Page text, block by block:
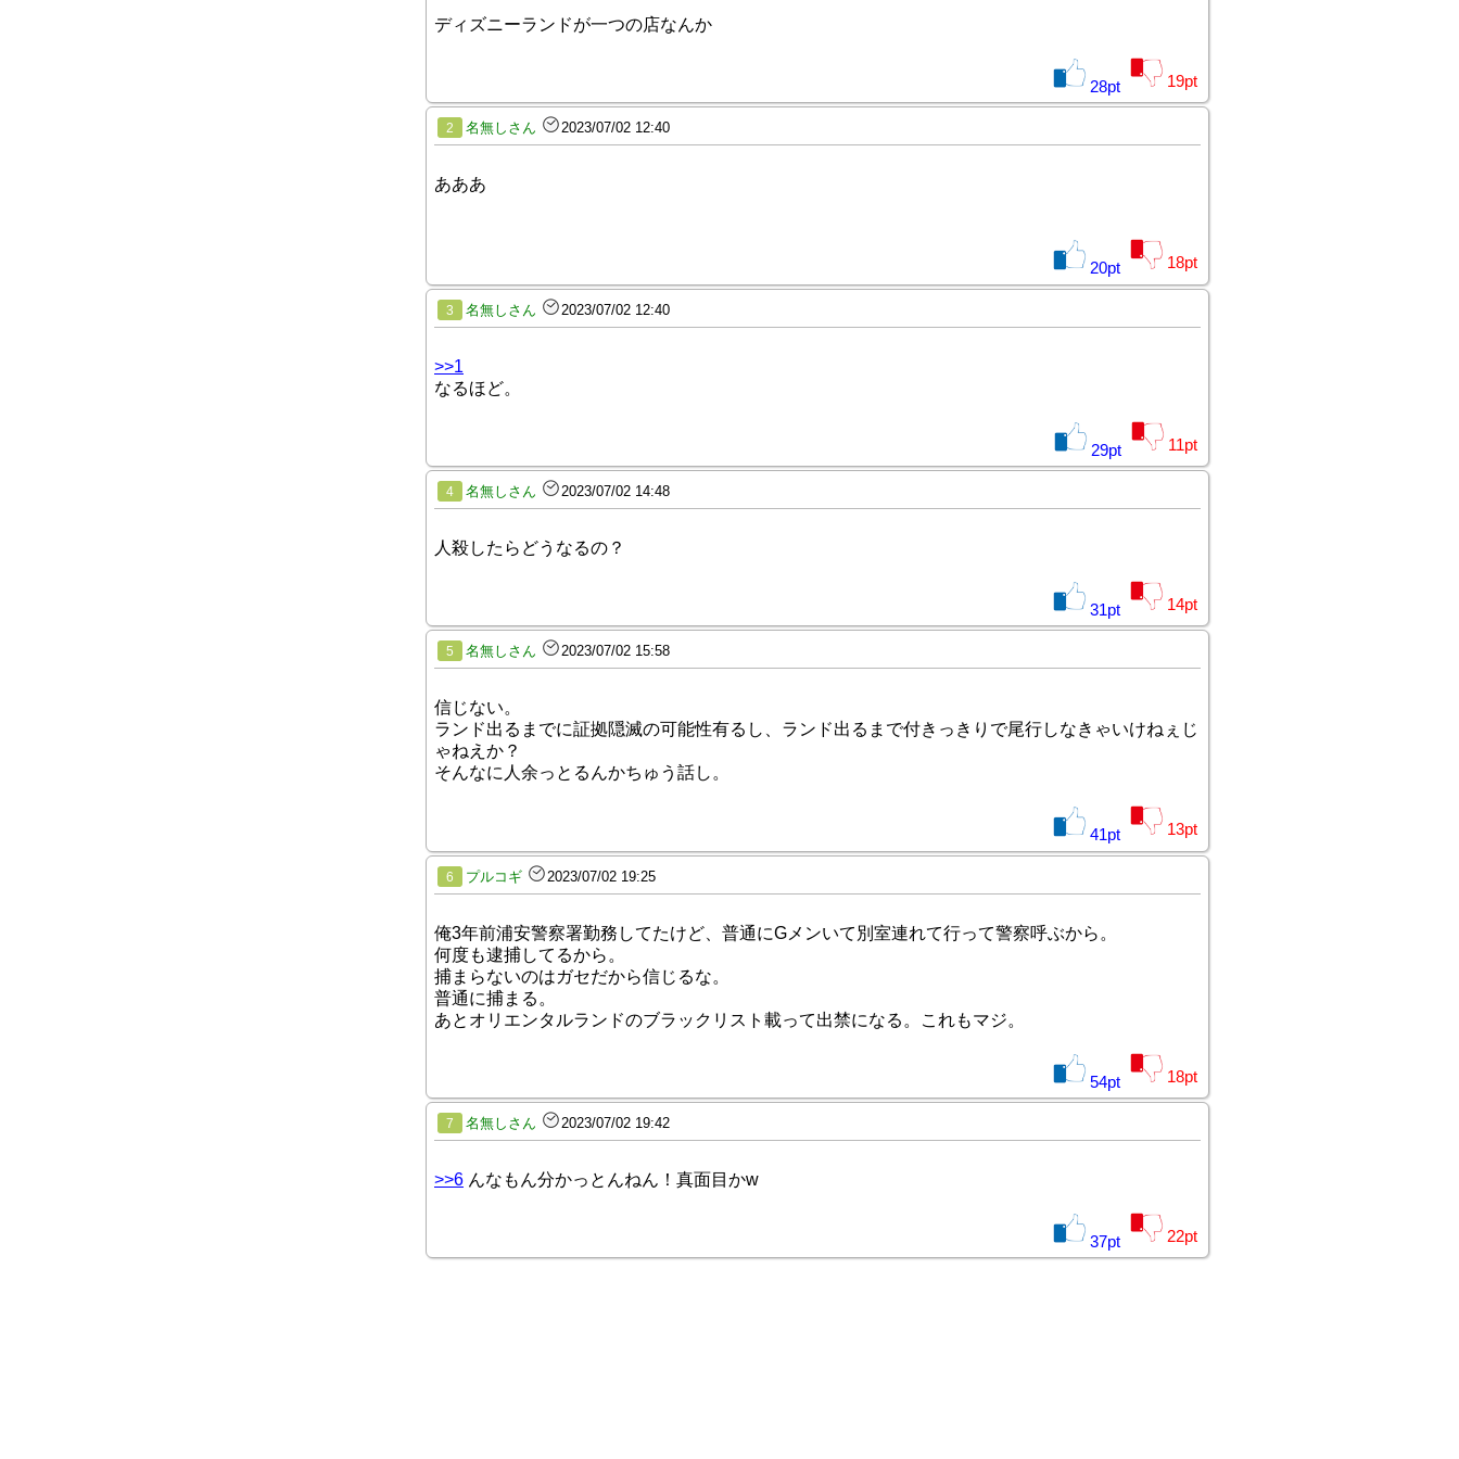
ディズニーランドが一つの店なんか
28pt 19pt
2 名無しさん 2023/07/02 12:40
あああ
20pt 18pt
3 名無しさん 2023/07/02 12:40
>>1
なるほど。
29pt 11pt
4 名無しさん 2023/07/02 14:48
人殺したらどうなるの？
31pt 14pt
5 名無しさん 2023/07/02 15:58
信じない。
ランド出るまでに証拠隠滅の可能性有るし、ランド出るまで付きっきりで尾行しなきゃいけねぇじ
ゃねえか？
そんなに人余っとるんかちゅう話し。
41pt 13pt
6 プルコギ 2023/07/02 19:25
俺3年前浦安警察署勤務してたけど、普通にGメンいて別室連れて行って警察呼ぶから。
何度も逮捕してるから。
捕まらないのはガセだから信じるな。
普通に捕まる。
あとオリエンタルランドのブラックリスト載って出禁になる。これもマジ。
54pt 18pt
7 名無しさん 2023/07/02 19:42
>>6 んなもん分かっとんねん！真面目かw
37pt 22pt